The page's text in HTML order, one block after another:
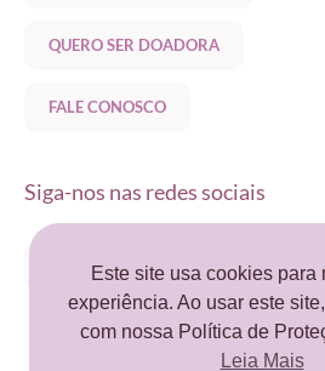
QUERO SER DOADORA
FALE CONOSCO
Siga-nos nas redes sociais
Este site usa cookies para
experiência. Ao usar este
com nossa Política de
Leia Mais